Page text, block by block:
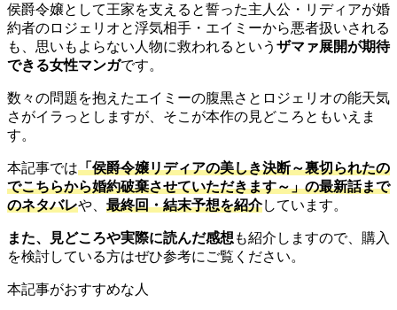
侯爵令嬢として王家を支えると誓った主人公・リディアが婚
約者のロジェリオと浮気相手・エイミーから悪者扱いされる
も、思いもよらない人物に救われるという ザマァ展開が期待
できる女性マンガです。
数々の問題を抱えたエイミーの腹黒さとロジェリオの能天気
さがイラっとしますが、そこが本作の見どころともいえま
す。
本記事では「侯爵令嬢リディアの美しき決断～裏切られたの
でこちらから婚約破棄させていただきます～」の最新話まで
のネタバレや、 最終回・結末予想を紹介しています。
また、見どころや実際に読んだ感想 も紹介しますので、購入
を検討している方はぜひ参考にご覧ください。
本記事がおすすめな人